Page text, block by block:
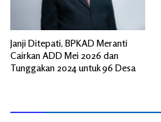
Janji Ditepati, BPKAD Meranti
Cairkan ADD Mei 2026 dan
Tunggakan 2024 untuk 96 Desa